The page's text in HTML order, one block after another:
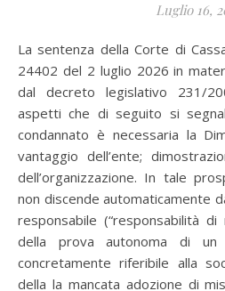
Luglio 16,
La sentenza della Corte di Cassazione Penale, Sez. III, n.
24402 del 2 luglio 2026 in
dal decreto legislativo 231/
aspetti che di seguito si
condannato è necessaria la
vantaggio dell’ente;
dell’organizzazione. In tale
non discende automaticamente
responsabile (“responsabilità di
della prova autonoma di un
concretamente riferibile alla
della la mancata adozione di